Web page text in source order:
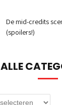
De mid-credits
(spoilers!)
ALLE